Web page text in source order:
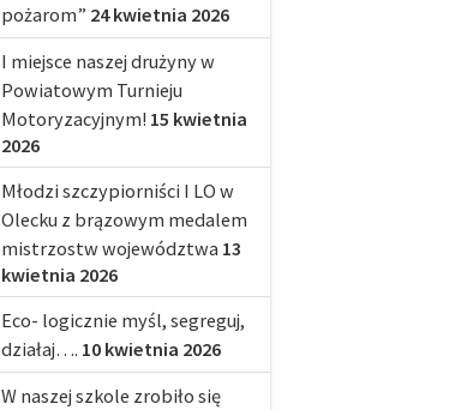
pożarom” 24 kwietnia 2026
I miejsce naszej drużyny w
Powiatowym Turnieju
Motoryzacyjnym! 15 kwietnia
2026
Młodzi szczypiorniści I LO w
Olecku z brązowym medalem
mistrzostw województwa 13
kwietnia 2026
Eco- logicznie myśl, segreguj,
działaj…. 10 kwietnia 2026
W naszej szkole zrobiło się